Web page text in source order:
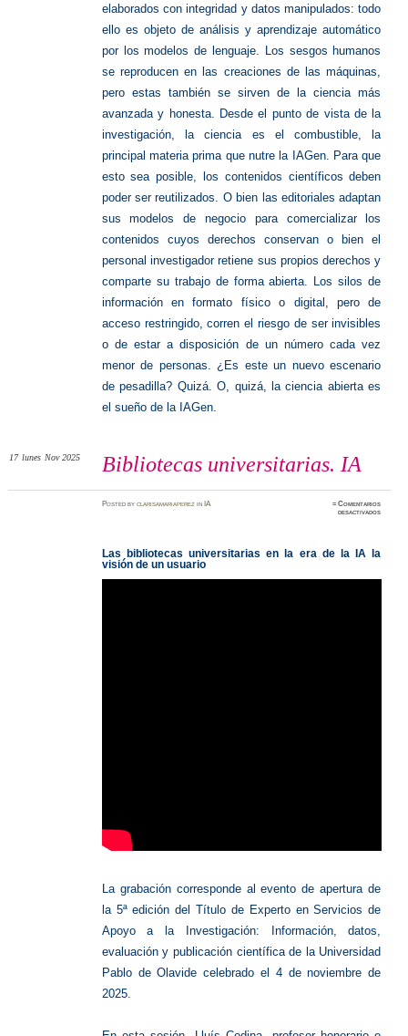
elaborados con integridad y datos manipulados: todo
ello es objeto de análisis y aprendizaje automático
por los modelos de lenguaje. Los sesgos humanos
se reproducen en las creaciones de las máquinas,
pero estas también se sirven de la ciencia más
avanzada y honesta. Desde el punto de vista de la
investigación, la ciencia es el combustible, la
principal materia prima que nutre la IAGen. Para que
esto sea posible, los contenidos científicos deben
poder ser reutilizados. O bien las editoriales adaptan
sus modelos de negocio para comercializar los
contenidos cuyos derechos conservan o bien el
personal investigador retiene sus propios derechos y
comparte su trabajo de forma abierta. Los silos de
información en formato físico o digital, pero de
acceso restringido, corren el riesgo de ser invisibles
o de estar a disposición de un número cada vez
menor de personas. ¿Es este un nuevo escenario
de pesadilla? Quizá. O, quizá, la ciencia abierta es
el sueño de la IAGen.
Bibliotecas universitarias. IA
17 lunes Nov 2025
Postedbyclarisamariaperez in IA ≈Comentarios
desactivadosen
Las bibliotecas universitarias en la era de la IA la
visión de un usuario
La grabación corresponde al evento de apertura de
la 5ª edición del Título de Experto en Servicios de
Apoyo a la Investigación: Información, datos,
evaluación y publicación científica de la Universidad
Pablo de Olavide celebrado el 4 de noviembre de
2025.